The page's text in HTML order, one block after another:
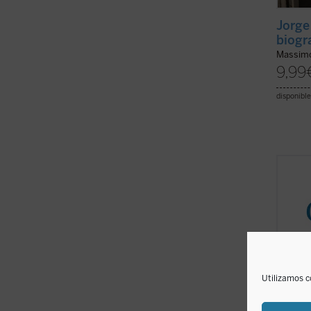
Utilizamos
9,99
los